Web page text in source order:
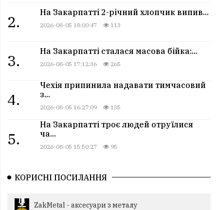
2.
На Закарпатті 2-річний хлопчик випив...
2026-08-05 18:00:47 113
3.
На Закарпатті сталася масова бійка:...
2026-08-05 17:12:36 265
4.
Чехія припинила надавати тимчасовий
з...
2026-08-05 16:27:09 135
5.
На Закарпатті троє людей отруїлися
ча...
2026-08-05 15:50:27 95
КОРИСНІ ПОСИЛАННЯ
ZakMetal - аксесуари з металу